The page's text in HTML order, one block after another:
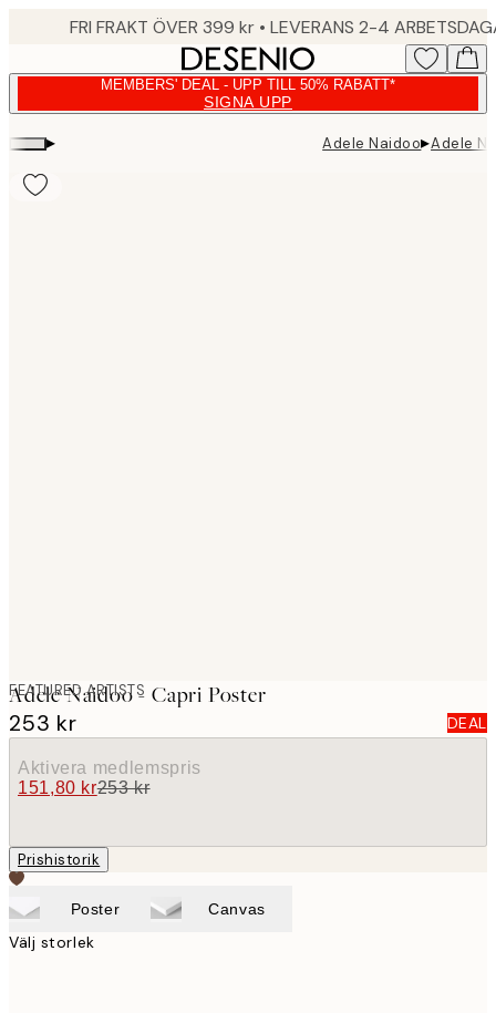
FRI FRAKT ÖVER 399 kr • LEVERANS 2-4
MEMBERS' DEAL - UPP TILL 50% RABATT*
SIGNA UPP
▸ Adele Naidoo▸Adele
FEATURED ARTISTS
Adele Naidoo - Capri Poster
253 kr DEAL
Aktivera medlemspris
151,80 kr253 kr
Prishistorik
Poster Canvas
Välj storlek